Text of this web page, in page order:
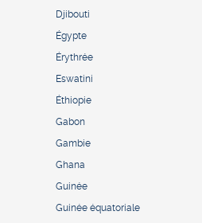
Djibouti
Égypte
Érythrée
Eswatini
Éthiopie
Gabon
Gambie
Ghana
Guinée
Guinée équatoriale